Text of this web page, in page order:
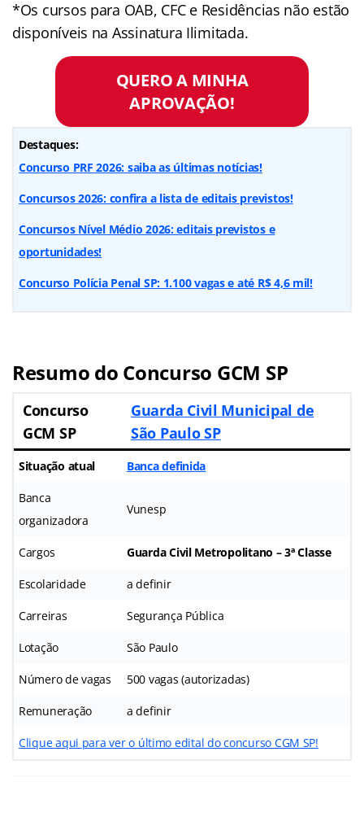
*Os cursos para OAB, CFC e Residências não estão
disponíveis na Assinatura Ilimitada.
QUERO A MINHA
APROVAÇÃO!
Destaques:
Concurso PRF 2026: saiba as últimas notícias!
Concursos 2026: confira a lista de editais previstos!
Concursos Nível Médio 2026: editais previstos e
oportunidades!
Concurso Polícia Penal SP: 1.100 vagas e até R$ 4,6 mil!
Resumo do Concurso GCM SP
Concurso
GCM SP
Guarda Civil Municipal de
São Paulo SP
Situação atual Banca definida
Banca
organizadora
Vunesp
Cargos Guarda Civil Metropolitano – 3ª Classe
Escolaridade a definir
Carreiras Segurança Pública
Lotação São Paulo
Número de vagas 500 vagas (autorizadas)
Remuneração a definir
Clique aqui para ver o último edital do concurso CGM SP!